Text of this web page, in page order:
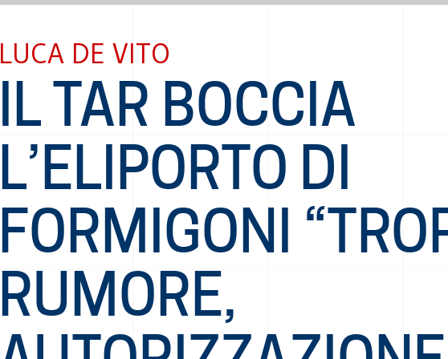
LUCA DE VITO
IL TAR BOCCIA
L’ELIPORTO DI
FORMIGONI
RUMORE,